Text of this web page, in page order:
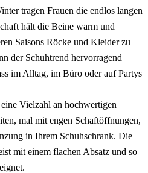
tragen Frauen die endlos langen
hält die Beine warm und
Saisons Röcke und Kleider zu
der Schuhtrend hervorragend
im Alltag, im Büro oder auf Partys
Vielzahl an hochwertigen
mal mit engen Schaftöffnungen,
in Ihrem Schuhschrank. Die
mit einem flachen Absatz und so